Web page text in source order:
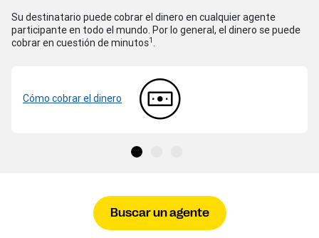
Su destinatario puede cobrar el dinero en cualquier agente
participante en todo el mundo. Por lo general, el dinero se puede
cobrar en cuestión de minutos1 .
Cómo cobrar el dinero
Buscar un agente